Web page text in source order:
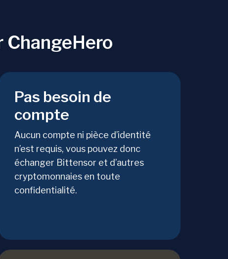
ChangeHero
Pas besoin de
compte
Aucun compte ni pièce d’identité
n’est requis, vous pouvez donc
échanger Bittensor et d’autres
cryptomonnaies en toute
confidentialité.